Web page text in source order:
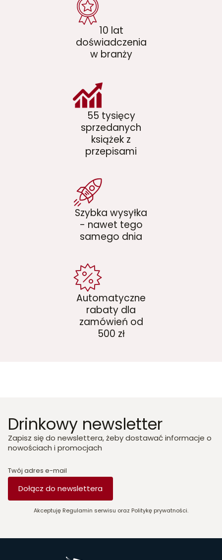
10 lat
doświadczenia
w branży
55 tysięcy
sprzedanych
książek z
przepisami
Szybka wysyłka
- nawet tego
samego dnia
Automatyczne
rabaty dla
zamówień od
500 zł
Drinkowy newsletter
Zapisz się do newslettera, żeby dostawać informacje o
nowościach i promocjach
Twój adres e-mail
Dołącz do newslettera
Akceptuję Regulamin serwisu oraz Politykę prywatności.